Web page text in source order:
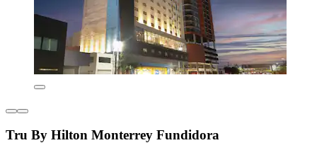
Tru By Hilton Monterrey Fundidora